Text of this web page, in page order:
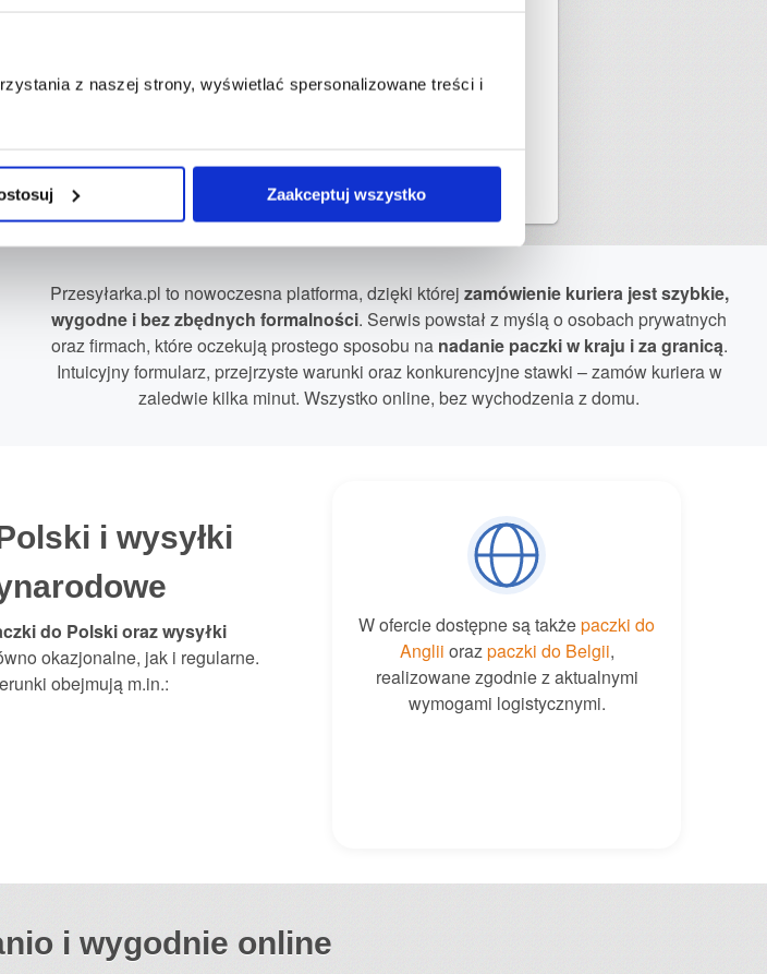
z naszej strony, wyświetlać spersonalizowane treści i
Zaakceptuj wszystko
Jak przygotować bagaż lub torbę do transportu?
Jak zapakować i wysłać rower?
Jak zabezpieczyć delikatny sprzęt?
Jak przygotować wózki dziecięce i inne?
Przesyłarka.pl to nowoczesna platforma, dzięki której zamówienie kurierajest szybkie,
wygodne i bez zbędnych formalności. Serwis powstał z myślą o osobach prywatnych
oraz firmach, które oczekują prostego sposobu na nadanie paczkiw kraju i za granicą.
Intuicyjny formularz, przejrzyste warunki oraz konkurencyjne stawki – zamów kuriera w
zaledwie kilka minut. Wszystko online, bez wychodzenia z domu.
i wysyłki
do Polskioraz wysyłki
okazjonalne, jak i regularne.
obejmują m.in.:
W ofercie dostępne są takżepaczki do
Anglii orazpaczki do Belgii,
realizowane zgodnie z aktualnymi
wymogami logistycznymi.
i wygodnie online